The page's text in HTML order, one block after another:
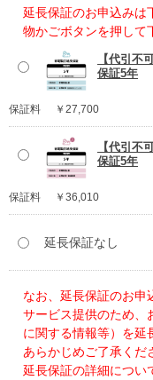
延長保証のお申込みは
物かごボタンを押して
【代引不
保証5年
保証料 ￥27,700
【代引不
保証5年
保証料 ￥36,010
延長保証なし
なお、延長保証のお申
サービス提供のため、
に関する情報等）を延
あらかじめご了承くだ
延長保証の詳細につい